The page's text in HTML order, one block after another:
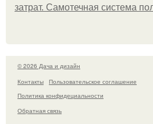
затрат. Самотечная система
© 2026 Дача и дизайн
Контакты
Пользовательское соглашение
Политика конфидециальности
Обратная связь